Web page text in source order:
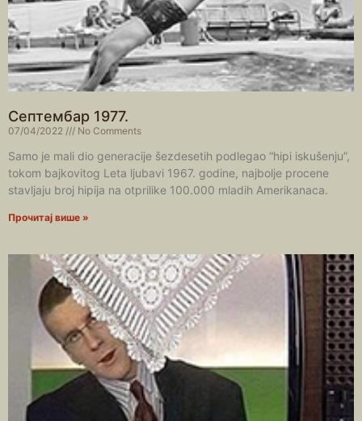
Септембар 1977.
07/04/2022 No Comments
Samo je mali dio generacije šezdesetih podlegao “hipi iskušenju”,
tokom bajkovitog Leta ljubavi 1967. godine, najbolje procene
stavljaju broj hipija na otprilike 100.000 mladih Amerikanaca.
Прочитај више »